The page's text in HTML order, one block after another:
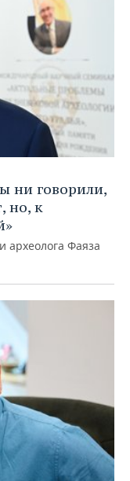
ни говорили,
но, к
археолога Фаяза